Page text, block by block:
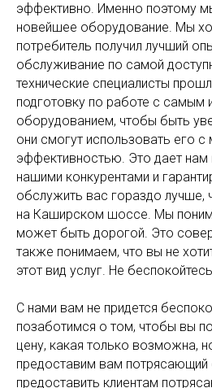
эффективно. Именно поэтому
новейшее оборудование. Мы
потребитель получил лучший
обслуживание по самой
технические специалисты
подготовку по работе с самым
оборудованием, чтобы быть
они смогут использовать его с
эффективностью. Это дает
нашими конкурентами и
обслужить вас гораздо лучше,
на Каширском шоссе. Мы
может быть дорогой. Это
также понимаем, что вы не
этот вид услуг. Не
С нами вам не придется
позаботимся о том, чтобы вы
цену, какая только возможна,
предоставим вам
предоставить клиентам